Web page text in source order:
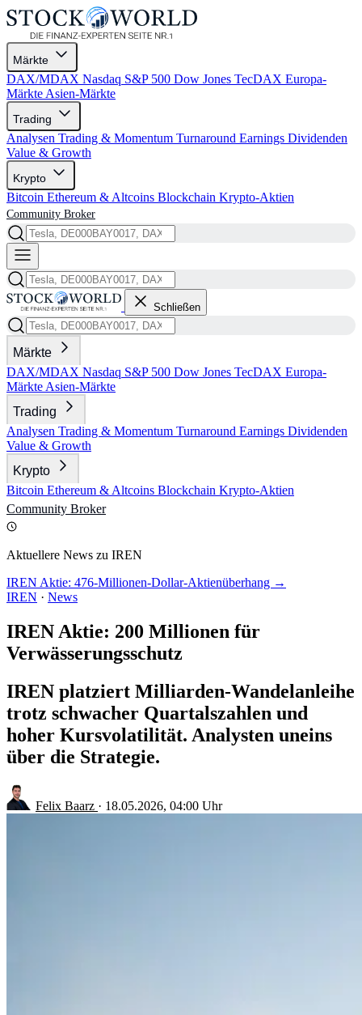
Märkte
DAX/MDAX Nasdaq S&P 500 Dow Jones TecDAX Europa-
Märkte Asien-Märkte
Trading
Analysen Trading & Momentum Turnaround Earnings Dividenden
Value & Growth
Krypto
Bitcoin Ethereum & Altcoins Blockchain Krypto-Aktien
Community Broker
Schließen
Märkte
DAX/MDAX Nasdaq S&P 500 Dow Jones TecDAX Europa-
Märkte Asien-Märkte
Trading
Analysen Trading & Momentum Turnaround Earnings Dividenden
Value & Growth
Krypto
Bitcoin Ethereum & Altcoins Blockchain Krypto-Aktien
Community Broker
Aktuellere News zu IREN
IREN Aktie: 476-Millionen-Dollar-Aktienüberhang →
IREN · News
IREN Aktie: 200 Millionen für
Verwässerungsschutz
IREN platziert Milliarden-Wandelanleihe
trotz schwacher Quartalszahlen und
hoher Kursvolatilität. Analysten uneins
über die Strategie.
Felix Baarz · 18.05.2026, 04:00 Uhr